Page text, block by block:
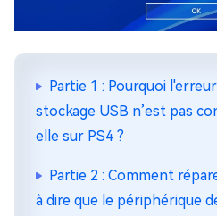
Partie 1 : Pourquoi
stockage USB n’est pas
elle sur PS4 ?
Partie 2 : Comment
à dire que le périphérique